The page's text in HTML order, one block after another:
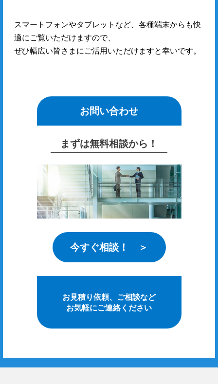
スマートフォンやタブレットなど、各種端末からも快
適にご覧いただけますので、
ぜひ幅広い皆さまにご活用いただけますと幸いです。
お問い合わせ
まずは無料相談から！
今すぐ相談！ ＞
お見積り依頼、ご相談など
お気軽にご連絡ください